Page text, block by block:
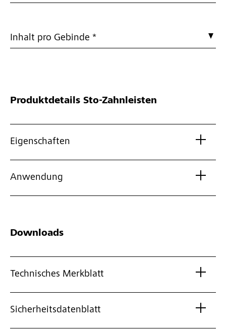
Inhalt pro Gebinde *
Produktdetails Sto-Zahnleisten
Eigenschaften
Anwendung
Downloads
Technisches Merkblatt
Sicherheitsdatenblatt